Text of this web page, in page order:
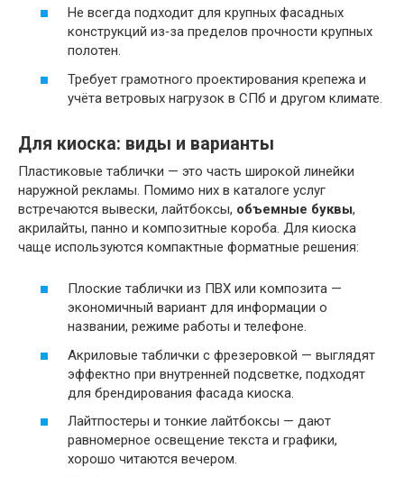
Не всегда подходит для крупных фасадных
конструкций из‑за пределов прочности крупных
полотен.
Требует грамотного проектирования крепежа и
учёта ветровых нагрузок в СПб и другом климате.
Для киоска: виды и варианты
Пластиковые таблички — это часть широкой линейки
наружной рекламы. Помимо них в каталоге услуг
встречаются вывески, лайтбоксы, объемные буквы,
акрилайты, панно и композитные короба. Для киоска
чаще используются компактные форматные решения:
Плоские таблички из ПВХ или композита —
экономичный вариант для информации о
названии, режиме работы и телефоне.
Акриловые таблички с фрезеровкой — выглядят
эффектно при внутренней подсветке, подходят
для брендирования фасада киоска.
Лайтпостеры и тонкие лайтбоксы — дают
равномерное освещение текста и графики,
хорошо читаются вечером.